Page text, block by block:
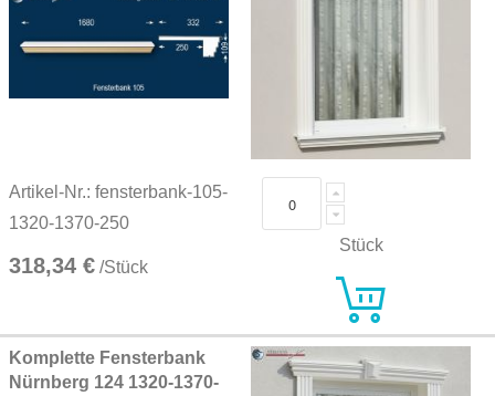
Artikel-Nr.: fensterbank-105-
1320-1370-250
318,34 € /Stück
Stück
Komplette Fensterbank
Nürnberg 124 1320-1370-